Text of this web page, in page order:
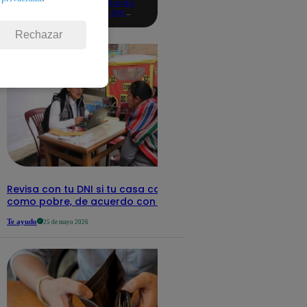
consultando
con tu DNI:
detalles
Revisa con tu DNI si tu casa califica
como pobre, de acuerdo con el Sisfoh
Te ayudo 25 de mayo 2026
Rechazar